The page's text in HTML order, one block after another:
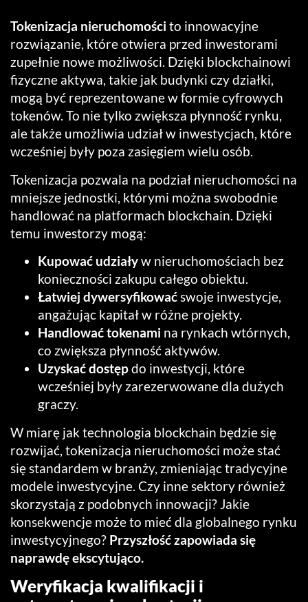
Tokenizacja nieruchomości to innowacyjne
rozwiązanie, które otwiera przed inwestorami
zupełnie nowe możliwości. Dzięki blockchainowi
fizyczne aktywa, takie jak budynki czy działki,
mogą być reprezentowane w formie cyfrowych
tokenów. To nie tylko zwiększa płynność rynku,
ale także umożliwia udział w inwestycjach, które
wcześniej były poza zasięgiem wielu osób.
Tokenizacja pozwala na podział nieruchomości na
mniejsze jednostki, którymi można swobodnie
handlować na platformach blockchain. Dzięki
temu inwestorzy mogą:
Kupować udziaływ nieruchomościach bez
konieczności zakupu całego obiektu.
Łatwiej dywersyfikowaćswoje inwestycje,
angażując kapitał w różne projekty.
Handlować tokenami na rynkach wtórnych,
co zwiększa płynność aktywów.
Uzyskać dostępdo inwestycji, które
wcześniej były zarezerwowane dla dużych
graczy.
W miarę jak technologia blockchain będzie się
rozwijać, tokenizacja nieruchomości może stać
się standardem w branży, zmieniając tradycyjne
modele inwestycyjne. Czy inne sektory również
skorzystają z podobnych innowacji? Jakie
konsekwencje może to mieć dla globalnego rynku
inwestycyjnego? Przyszłość zapowiada się
naprawdę ekscytująco.
Weryfikacja kwalifikacji i